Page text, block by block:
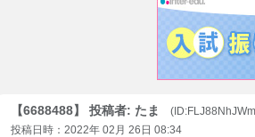
【6688488】 投稿者: たま
投稿日時：2022年 02月 26日 08:34